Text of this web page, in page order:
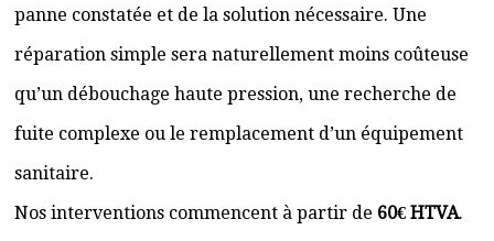
panne constatée et de la solution nécessaire. Une
réparation simple sera naturellement moins coûteuse
qu’un débouchage haute pression, une recherche de
fuite complexe ou le remplacement d’un équipement
sanitaire.
Nos interventions commencent à partir de 60€ HTVA.